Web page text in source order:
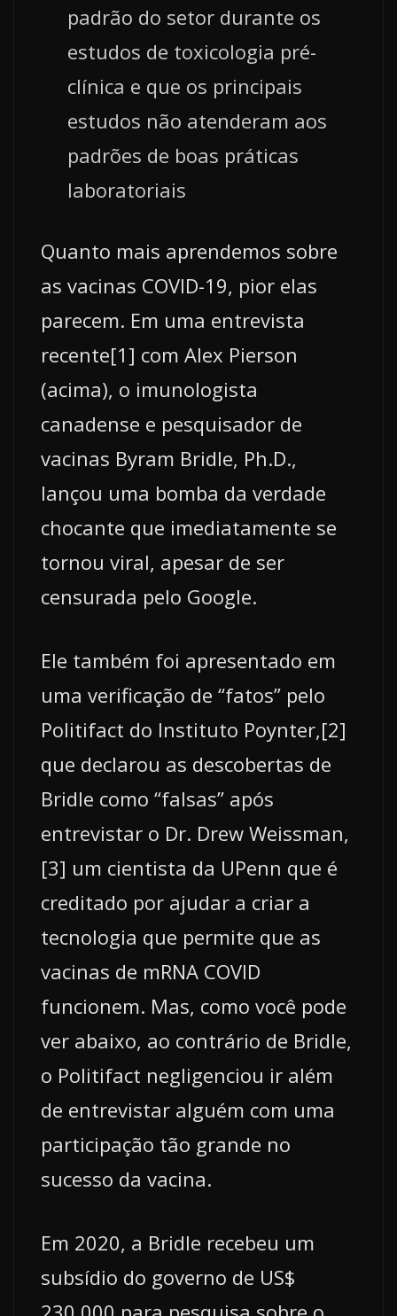
padrão do setor durante os
estudos de toxicologia pré-
clínica e que os principais
estudos não atenderam aos
padrões de boas práticas
laboratoriais
Quanto mais aprendemos sobre
as vacinas COVID-19, pior elas
parecem. Em uma entrevista
recente[1] com Alex Pierson
(acima), o imunologista
canadense e pesquisador de
vacinas Byram Bridle, Ph.D.,
lançou uma bomba da verdade
chocante que imediatamente se
tornou viral, apesar de ser
censurada pelo Google.
Ele também foi apresentado em
uma verificação de “fatos” pelo
Politifact do Instituto Poynter,[2]
que declarou as descobertas de
Bridle como “falsas” após
entrevistar o Dr. Drew Weissman,
[3] um cientista da UPenn que é
creditado por ajudar a criar a
tecnologia que permite que as
vacinas de mRNA COVID
funcionem. Mas, como você pode
ver abaixo, ao contrário de Bridle,
o Politifact negligenciou ir além
de entrevistar alguém com uma
participação tão grande no
sucesso da vacina.
Em 2020, a Bridle recebeu um
subsídio do governo de US$